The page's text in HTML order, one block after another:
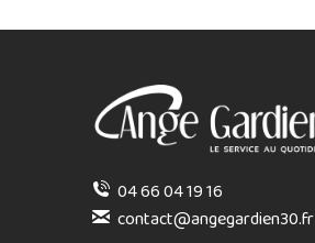
04 66 04 19 16
contact@angegardien30.fr